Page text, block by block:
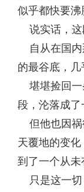
似乎都快要沸
说实话，这
自从在国内
的最谷底，几
堪堪捡回一
段，沦落成了
但他也因祸
天覆地的变
到了一个从未
只是这一切